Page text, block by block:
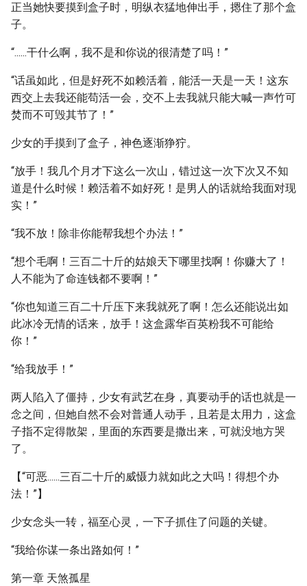
正当她快要摸到盒子时，明纵衣猛地伸出手，摁住了那个盒
子。
“......干什么啊，我不是和你说的很清楚了吗！”
“话虽如此，但是好死不如赖活着，能活一天是一天！这东
西交上去我还能苟活一会，交不上去我就只能大喊一声竹可
焚而不可毁其节了！”
少女的手摸到了盒子，神色逐渐狰狞。
“放手！我几个月才下这么一次山，错过这一次下次又不知
道是什么时候！赖活着不如好死！是男人的话就给我面对现
实！”
“我不放！除非你能帮我想个办法！”
“想个毛啊！三百二十斤的姑娘天下哪里找啊！你赚大了！
人不能为了命连钱都不要啊！”
“你也知道三百二十斤压下来我就死了啊！怎么还能说出如
此冰冷无情的话来，放手！这盒露华百英粉我不可能给
你！”
“给我放手！”
两人陷入了僵持，少女有武艺在身，真要动手的话也就是一
念之间，但她自然不会对普通人动手，且若是太用力，这盒
子指不定得散架，里面的东西要是撒出来，可就没地方哭
了。
【“可恶......三百二十斤的威慑力就如此之大吗！得想个办
法！”】
少女念头一转，福至心灵，一下子抓住了问题的关键。
“我给你谋一条出路如何！”
第一章 天煞孤星